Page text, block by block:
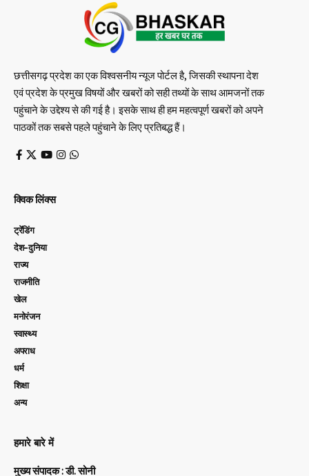
छत्तीसगढ़ प्रदेश का एक विश्वसनीय न्यूज पोर्टल है, जिसकी स्थापना देश
एवं प्रदेश के प्रमुख विषयों और खबरों को सही तथ्यों के साथ आमजनों तक
पहुंचाने के उद्देश्य से की गई है। इसके साथ ही हम महत्वपूर्ण खबरों को अपने
पाठकों तक सबसे पहले पहुंचाने के लिए प्रतिबद्ध हैं।
क्विक लिंक्स
ट्रेंडिंग
देश-दुनिया
राज्य
राजनीति
खेल
मनोरंजन
स्वास्थ्य
अपराध
धर्म
शिक्षा
अन्य
हमारे बारे में
मुख्य संपादक : डी. सोनी